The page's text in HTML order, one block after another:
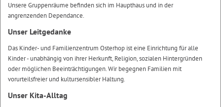
Unsere Gruppenräume befinden sich im Haupthaus und in der
angrenzenden Dependance.
Unser Leitgedanke
Das Kinder- und Familienzentrum Osterhop ist eine Einrichtung für alle
Kinder - unabhängig von ihrer Herkunft, Religion, sozialen Hintergründen
oder möglichen Beeinträchtigungen. Wir begegnen Familien mit
vorurteilsfreier und kultursensibler Haltung.
Unser Kita-Alltag